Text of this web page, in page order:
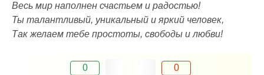
Весь мир наполнен счастьем и радостью!
Ты талантливый, уникальный и яркий человек,
Так желаем тебе простоты, свободы и любви!
0 0